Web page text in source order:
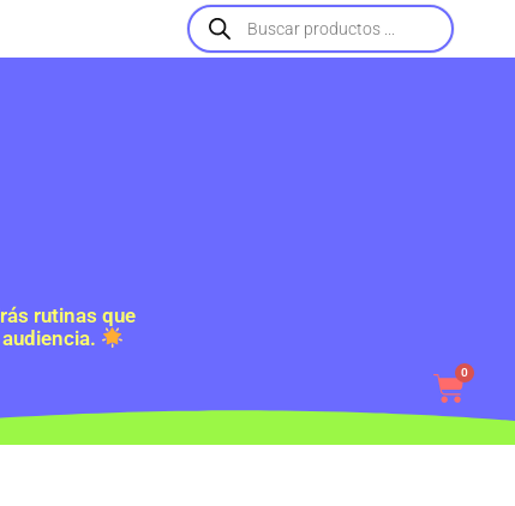
rutinas que
0